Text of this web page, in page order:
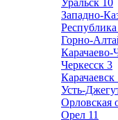
Уральск 10
Западно-
Горно-
Карачаево-
Черкесск 3
Карачаевск
Усть-
Орловская
Орел 11